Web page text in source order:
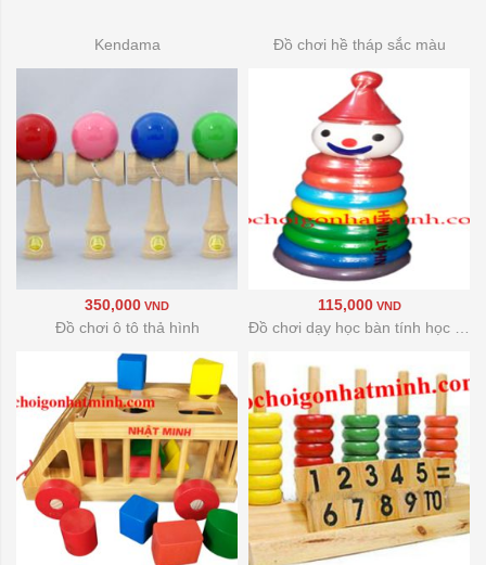
Kendama
350,000 VND
Đồ chơi hề tháp sắc màu
115,000 VND
Đồ chơi ô tô thả hình